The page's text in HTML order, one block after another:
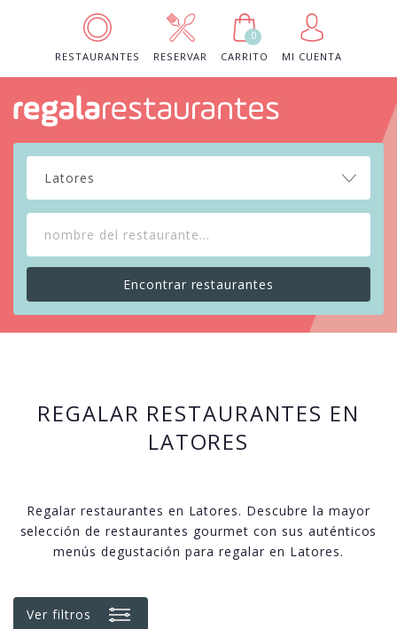
RESTAURANTES RESERVAR
0
CARRITO
MI CUENTA
Latores
REGALAR RESTAURANTES EN
LATORES
Regalar restaurantes en Latores. Descubre la mayor
selección de restaurantes gourmet con sus auténticos
menús degustación para regalar en Latores.
Ver filtros